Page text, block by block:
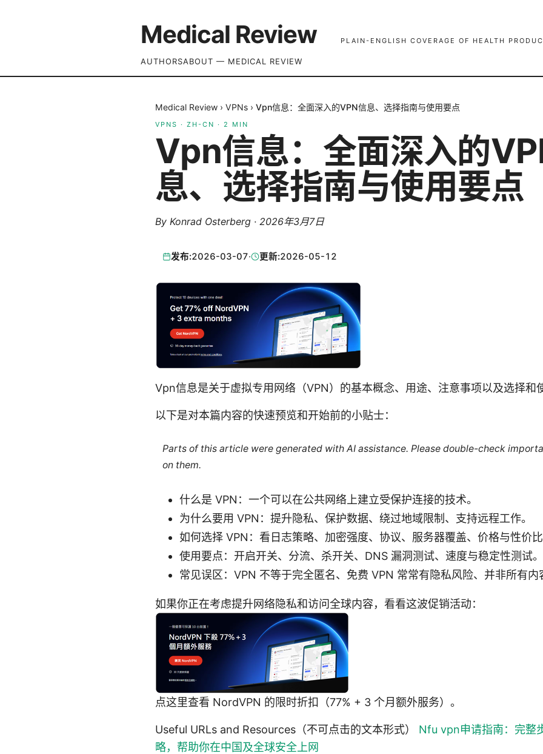
Medical Review PLAIN-ENGLISH COVERAGE OF HEALTH
AUTHORSABOUT — MEDICAL REVIEW
Medical Review › VPNs › Vpn信息：全面深入的VPN信息、选择指南与使用要点
VPNS · ZH-CN · 2 MIN
Vpn信息：全面深入的
息、选择指南与使用要点
By Konrad Osterberg · 2026年3月7日
发布:2026-03-07· 更新:2026-05-12
Vpn信息是关于虚拟专用网络（VPN）的基本概念、用途、注意事项以及选择和
以下是对本篇内容的快速预览和开始前的小贴士：
Parts of this article were generated with AI assistance. Please double-check
on them.
什么是 VPN：一个可以在公共网络上建立受保护连接的技术。
为什么要用 VPN：提升隐私、保护数据、绕过地域限制、支持远程工作。
如何选择 VPN：看日志策略、加密强度、协议、服务器覆盖、价格与性价比
使用要点：开启开关、分流、杀开关、DNS 漏洞测试、速度与稳定性测试。
常见误区：VPN 不等于完全匿名、免费 VPN 常常有隐私风险、并非所有内
如果你正在考虑提升网络隐私和访问全球内容，看看这波促销活动：
点这里查看 NordVPN 的限时折扣（77% + 3 个月额外服务）。
Useful URLs and Resources（不可点击的文本形式） Nfu vpn申请指南：完整
略，帮助你在中国及全球安全上网